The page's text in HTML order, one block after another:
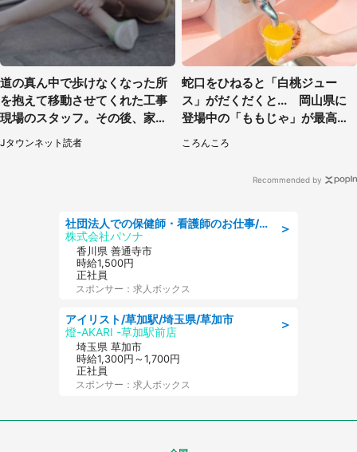
道の真ん中で歩けなくなった所
を抱えて移動させてくれた工事
現場のスタッフ。その後、家ま
で私を送ると（大阪府・40代女
性）
Jタウンネット読者
蛇口をひねると「白桃ジュー
ス」がだくだくと... 岡山県に
登場中の「ももじゃ」が最高す
ぎた
ころんころ
Recommended by
＞
社団法人での保健師・看護師のお仕事/未経験OK/要資格:普通免許、保健師、正看護師
株式会社パソナ
香川県 善通寺市
時給1,500円
正社員
スポンサー：求人ボックス
＞
アイリスト/草加駅/埼玉県/草加市
燈-AKARI -草加駅前店
埼玉県 草加市
時給1,300円～1,700円
正社員
スポンサー：求人ボックス